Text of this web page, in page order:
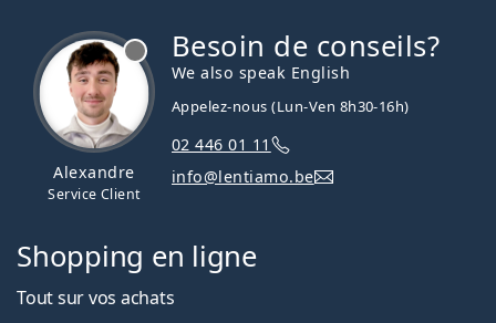
Alexandre
Service Client
Besoin de conseils?
We also speak English
Appelez-nous (Lun-Ven 8h30-16h)
02 446 01 11
info@lentiamo.be
Shopping en ligne
Tout sur vos achats